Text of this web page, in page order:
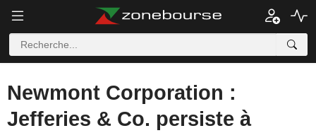
Newmont Corporation :
Jefferies & Co. persiste à